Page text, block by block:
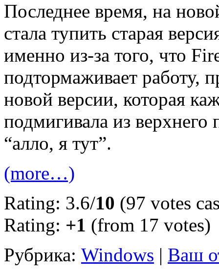
Последнее время, на
стала тупить старая
именно из-за того, что
подтормаживает работу,
новой версии, которая
подмигивала из верхнего
“алло, я тут”.
(more…)
Rating: 3.6/10 (97 votes
Rating: +1 (from 17 votes)
Рубрика: Windows | Ваш